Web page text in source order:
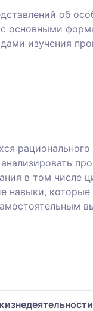
об
с основными
изучения
в том
навыки,